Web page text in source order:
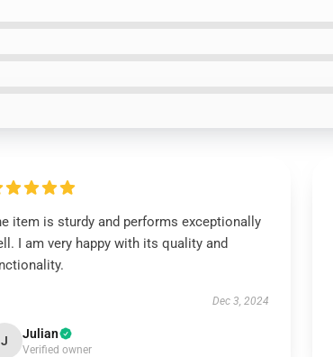
item is sturdy and performs exceptionally
I am very happy with its quality and
Dec 3, 2024
J Julian
Verified owner